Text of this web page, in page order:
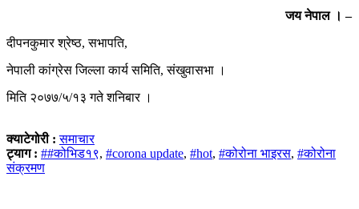
जय नेपाल । –
दीपनकुमार श्रेष्ठ, सभापति,
नेपाली कांग्रेस जिल्ला कार्य समिति, संखुवासभा ।
मिति २०७७/५/१३ गते शनिबार ।
क्याटेगोरी :समाचार
ट्याग : ##कोभिड१९, #corona update, #hot, #कोरोना भाइरस, #कोरोना
संक्रमण